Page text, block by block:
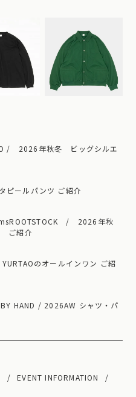
/ 2026年秋冬 ビッグシルエ
ピールパンツ ご紹介
/ 2026年秋
ご紹介
のオールインワン ご紹
HAND / 2026AW シャツ・パ
EVENT INFORMATION